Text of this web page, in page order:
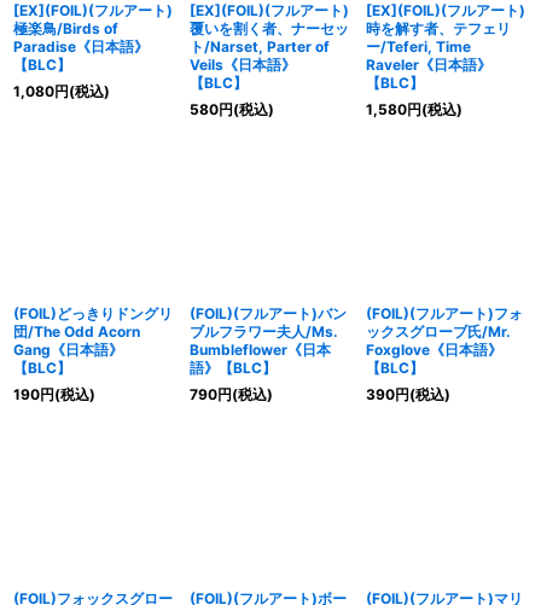
[EX](FOIL)(フルアート)
極楽鳥/Birds of
Paradise《日本語》
【BLC】
1,080円(税込)
[EX](FOIL)(フルアート)
覆いを割く者、ナーセッ
ト/Narset, Parter of
Veils《日本語》
【BLC】
580円(税込)
[EX](FOIL)(フルアート)
時を解す者、テフェリ
ー/Teferi, Time
Raveler《日本語》
【BLC】
1,580円(税込)
(FOIL)どっきりドングリ
団/The Odd Acorn
Gang《日本語》
【BLC】
190円(税込)
(FOIL)(フルアート)バン
ブルフラワー夫人/Ms.
Bumbleflower《日本
語》【BLC】
790円(税込)
(FOIL)(フルアート)フォ
ックスグローブ氏/Mr.
Foxglove《日本語》
【BLC】
390円(税込)
(FOIL)フォックスグロー (FOIL)(フルアート)ボー (FOIL)(フルアート)マリ